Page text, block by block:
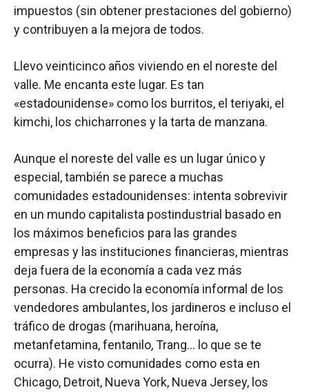
impuestos (sin obtener prestaciones del gobierno)
y contribuyen a la mejora de todos.
Llevo veinticinco años viviendo en el noreste del
valle. Me encanta este lugar. Es tan
«estadounidense» como los burritos, el teriyaki, el
kimchi, los chicharrones y la tarta de manzana.
Aunque el noreste del valle es un lugar único y
especial, también se parece a muchas
comunidades estadounidenses: intenta sobrevivir
en un mundo capitalista postindustrial basado en
los máximos beneficios para las grandes
empresas y las instituciones financieras, mientras
deja fuera de la economía a cada vez más
personas. Ha crecido la economía informal de los
vendedores ambulantes, los jardineros e incluso el
tráfico de drogas (marihuana, heroína,
metanfetamina, fentanilo, Trang… lo que se te
ocurra). He visto comunidades como esta en
Chicago, Detroit, Nueva York, Nueva Jersey, los